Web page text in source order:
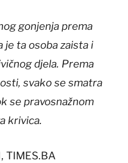
gonjenja prema
je ta osoba zaista i
djela. Prema
svako se smatra
se pravosnažnom
krivica.
TIMES.BA